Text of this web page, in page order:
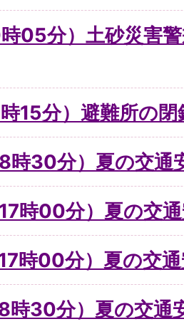
05分）土砂災害
15分）避難所の
8時30分）夏の交通
17時00分）夏の交
17時00分）夏の交
8時30分）夏の交通